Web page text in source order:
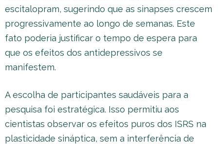
escitalopram, sugerindo que as sinapses crescem
progressivamente ao longo de semanas. Este
fato poderia justificar o tempo de espera para
que os efeitos dos antidepressivos se
manifestem.
A escolha de participantes saudáveis para a
pesquisa foi estratégica. Isso permitiu aos
cientistas observar os efeitos puros dos ISRS na
plasticidade sináptica, sem a interferência de